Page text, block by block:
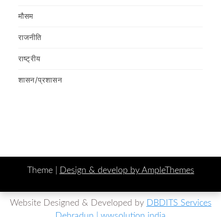
मौसम
राजनीति
राष्ट्रीय
शासन/प्रशासन
Theme | Design & develop by AmpleThemes
Website Designed & Developed by DBDITS Services